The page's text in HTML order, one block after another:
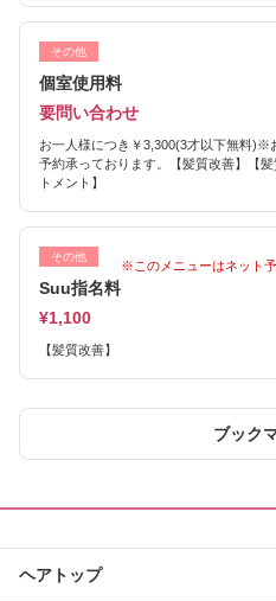
その他
個室使用料
要問い合わせ
お一人様につき￥3,300(3才以下無料)※
予約承っております。【髪質改善】【
トメント】
その他
Suu指名料
¥1,100
【髪質改善】
※このメニューはネット予
ブック
ヘアトップ